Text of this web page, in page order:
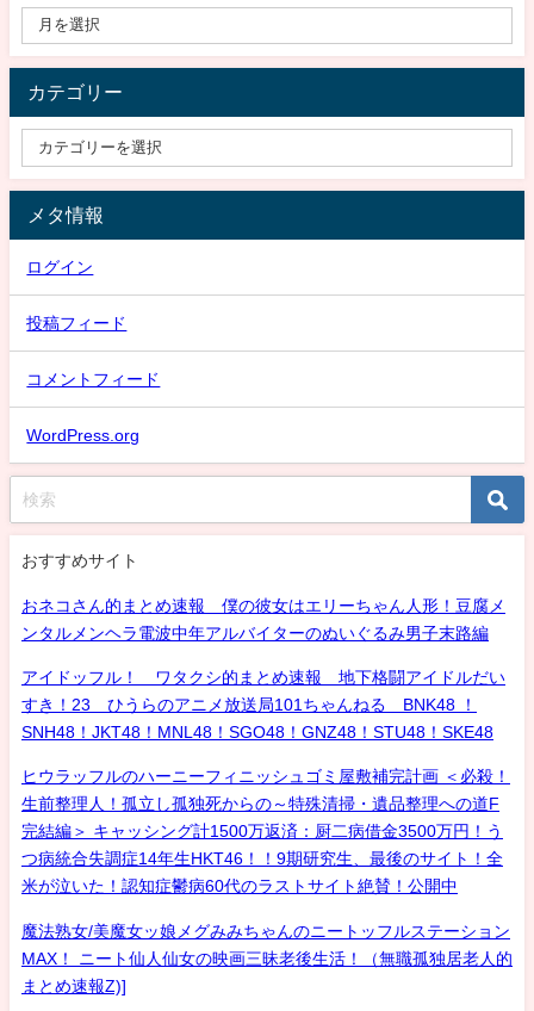
カテゴリー
メタ情報
ログイン
投稿フィード
コメントフィード
WordPress.org
おすすめサイト
おネコさん的まとめ速報 僕の彼女はエリーちゃん人形！豆腐メ
ンタルメンヘラ電波中年アルバイターのぬいぐるみ男子末路編
アイドッフル！ ワタクシ的まとめ速報 地下格闘アイドルだい
すき！23 ひうらのアニメ放送局101ちゃんねる BNK48 ！
SNH48！JKT48！MNL48！SGO48！GNZ48！STU48！SKE48
ヒウラッフルのハーニーフィニッシュゴミ屋敷補完計画 ＜必殺！
生前整理人！孤立し孤独死からの～特殊清掃・遺品整理への道F
完結編＞ キャッシング計1500万返済：厨二病借金3500万円！う
つ病統合失調症14年生HKT46！！9期研究生、最後のサイト！全
米が泣いた！認知症鬱病60代のラストサイト絶賛！公開中
魔法熟女/美魔女ッ娘メグみみちゃんのニートッフルステーション
MAX！ ニート仙人仙女の映画三昧老後生活！（無職孤独居老人的
まとめ速報Z)]